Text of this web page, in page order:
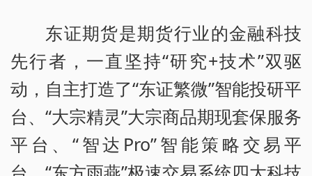
东证期货是期货行业的金融科技
先行者，一直坚持“研究+技术”双驱
动，自主打造了“东证繁微”智能投研平
台、“大宗精灵”大宗商品期现套保服务
平台、“智达Pro”智能策略交易平